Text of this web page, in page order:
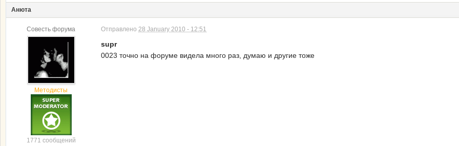
Анюта
Совесть форума
Методисты
1771 сообщений
Отправлено 28 January 2010 - 12:51
supr
0023 точно на форуме видела много раз, думаю и другие тоже